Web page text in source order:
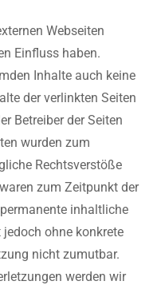
Webseiten
Einfluss haben.
Inhalte auch keine
der verlinkten Seiten
Betreiber der Seiten
wurden zum
Rechtsverstöße
zum Zeitpunkt der
inhaltliche
ohne konkrete
nicht zumutbar.
werden wir